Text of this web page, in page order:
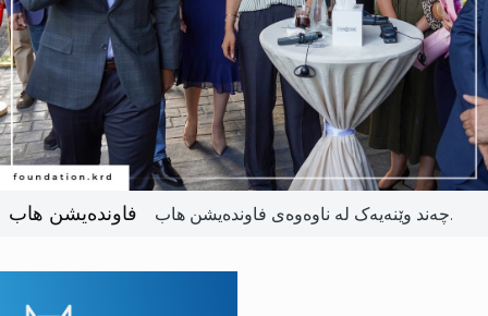
فاوندەیشن هاب چەند وێنەیەک لە ناوەوەی فاوندەیشن هاب.